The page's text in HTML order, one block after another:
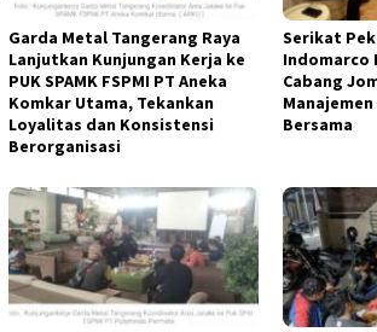
Garda Metal Tangerang Raya
Lanjutkan Kunjungan Kerja ke
PUK SPAMK FSPMI PT Aneka
Komkar Utama, Tekankan
Loyalitas dan Konsistensi
Berorganisasi
Serikat
Indomarco
Cabang
Bersama